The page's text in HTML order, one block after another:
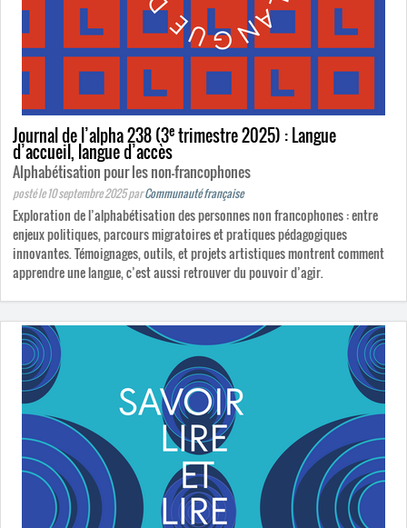
Journal de l’alpha 238 (3etrimestre 2025) : Langue
d’accueil, langue d’accès
Alphabétisation pour les non-francophones
posté le 10 septembre 2025parCommunauté française
Exploration de l’alphabétisation des personnes non francophones : entre
enjeux politiques, parcours migratoires et pratiques pédagogiques
innovantes. Témoignages, outils, et projets artistiques montrent comment
apprendre une langue, c’est aussi retrouver du pouvoir d’agir.